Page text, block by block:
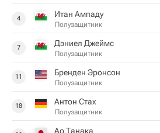
4 Итан Ампаду
Полузащитник
7 Дэниел Джеймс
Полузащитник
11 Бренден Эронсон
Полузащитник
18 Антон Стах
Полузащитник
Ао Танака